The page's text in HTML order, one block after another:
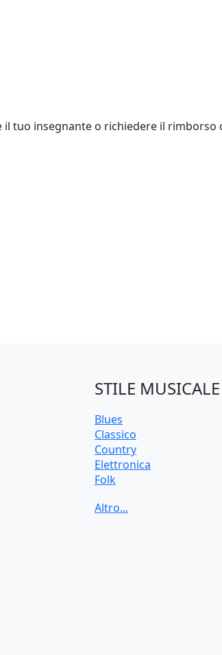
tuo insegnante o richiedere il
STILE MUSICALE
Blues
Classico
Country
Elettronica
Folk
Jazz